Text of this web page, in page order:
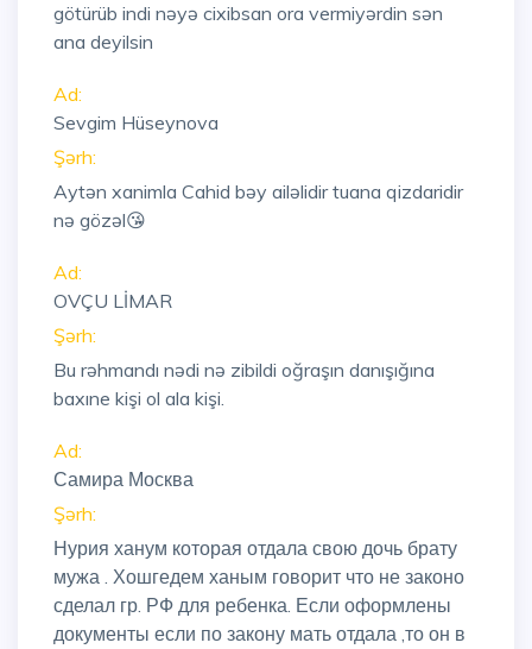
götürüb indi nəyə cixibsan ora vermiyərdin sən
ana deyilsin
Ad:
Sevgim Hüseynova
Şərh:
Aytən xanimla Cahid bəy ailəlidir tuana qizdaridir
nə gözəl😘
Ad:
OVÇU LİMAR
Şərh:
Bu rəhmandı nədi nə zibildi oğraşın danışığına
baxıne kişi ol ala kişi.
Ad:
Самира Москва
Şərh:
Нурия ханум которая отдала свою дочь брату
мужа . Хошгедем ханым говорит что не законо
сделал гр. РФ для ребенка. Если оформлены
документы если по закону мать отдала ,то он в